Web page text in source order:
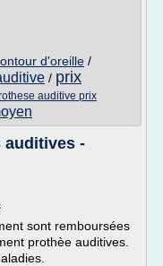
d'oreille /
/ prix
auditive prix
auditives -
sont remboursées
prothèe auditives.